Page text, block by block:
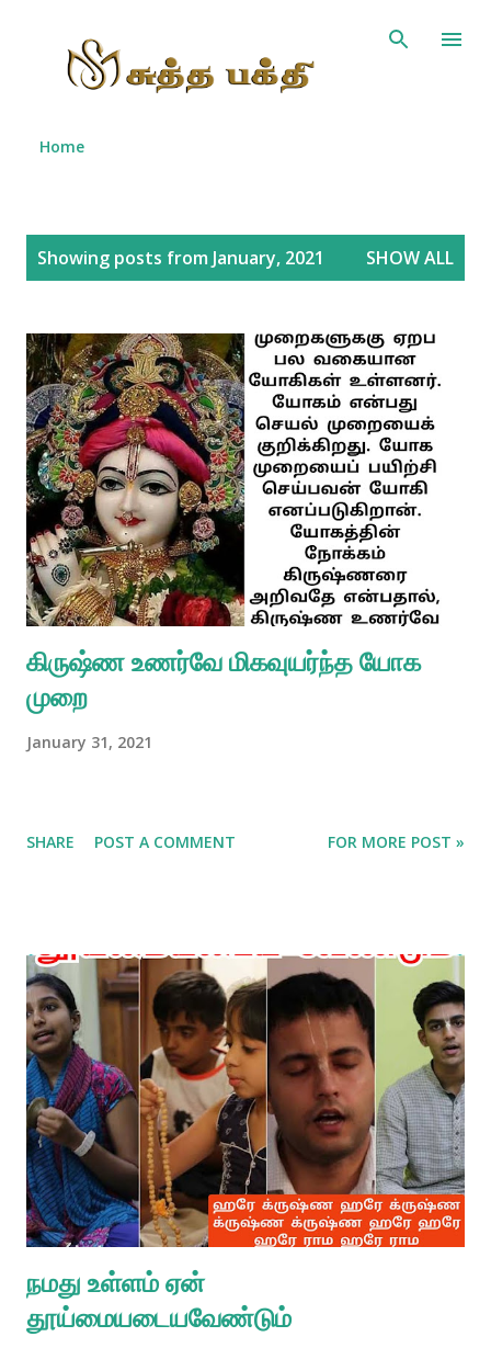
Home
Showing posts from January, 2021 SHOW ALL
கிருஷ்ண உணர்வே மிகவுயர்ந்த யோக
முறை
January 31, 2021
SHARE POST A COMMENT FOR MORE POST »
நமது உள்ளம் ஏன்
தூய்மையடையவேண்டும்